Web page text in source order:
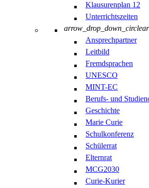
Klausurenplan 12
Unterrichtszeiten
arrow_drop_down_circle
Ansprechpartner
Leitbild
Fremdsprachen
UNESCO
MINT-EC
Berufs- und
Geschichte
Marie Curie
Schulkonferenz
Schülerrat
Elternrat
MCG2030
Curie-Kurier